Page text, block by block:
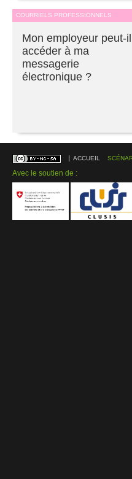
COURRIELS PROFESSIONNELS
Mon employeur peut-il
accéder à ma
messagerie
électronique ?
ACCUEIL
Avec le soutien de :